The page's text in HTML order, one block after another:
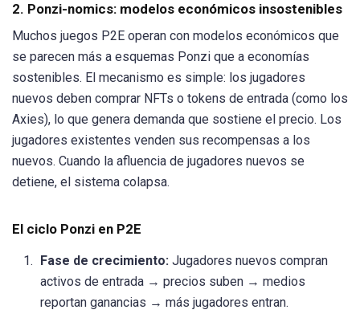
2. Ponzi-nomics: modelos económicos insostenibles
Muchos juegos P2E operan con modelos económicos que
se parecen más a esquemas Ponzi que a economías
sostenibles. El mecanismo es simple: los jugadores
nuevos deben comprar NFTs o tokens de entrada (como los
Axies), lo que genera demanda que sostiene el precio. Los
jugadores existentes venden sus recompensas a los
nuevos. Cuando la afluencia de jugadores nuevos se
detiene, el sistema colapsa.
El ciclo Ponzi en P2E
Fase de crecimiento: Jugadores nuevos compran
activos de entrada → precios suben → medios
reportan ganancias → más jugadores entran.